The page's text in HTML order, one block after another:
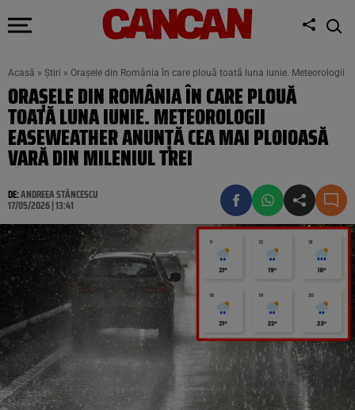
Acasă » Știri » Orașele din România în care plouă toată luna iunie. Meteorologii
ORAȘELE DIN ROMÂNIA ÎN CARE PLOUĂ
TOATĂ LUNA IUNIE. METEOROLOGII
EASEWEATHER ANUNȚĂ CEA MAI PLOIOASĂ
VARĂ DIN MILENIUL TREI
DE:ANDREEA STĂNCESCU
17/05/2026 | 13:41